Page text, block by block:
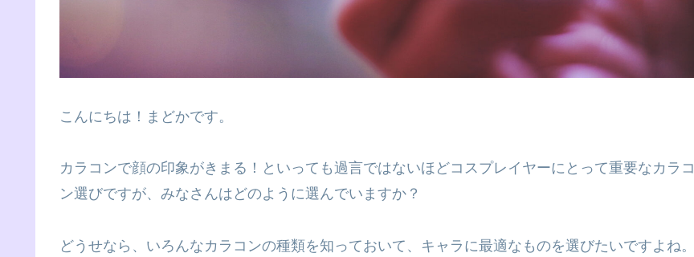
こんにちは！まどかです。
カラコンで顔の印象がきまる！といっても過言ではないほどコスプレイヤーにとって重要なカラコ
ン選びですが、みなさんはどのように選んでいますか？
どうせなら、いろんなカラコンの種類を知っておいて、キャラに最適なものを選びたいですよね。